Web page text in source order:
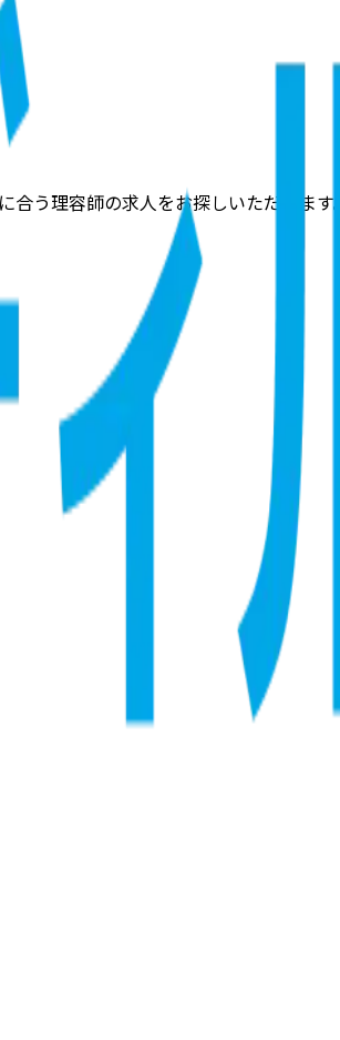
う理容師の求人をお探しいただけます。